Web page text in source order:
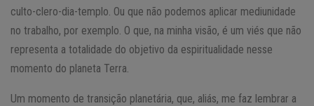
culto-clero-dia-templo. Ou que não podemos aplicar mediunidade
no trabalho, por exemplo. O que, na minha visão, é um viés que não
representa a totalidade do objetivo da espiritualidade nesse
momento do planeta Terra.
Um momento de transição planetária, que, aliás, me faz lembrar a